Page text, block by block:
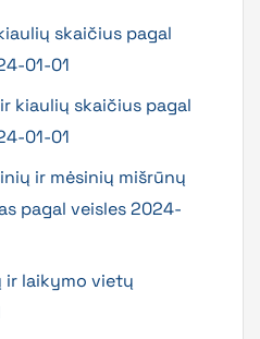
skaičius pagal
01-01
kiaulių skaičius pagal
01-01
ir mėsinių mišrūnų
pagal veisles 2024-
ir laikymo vietų